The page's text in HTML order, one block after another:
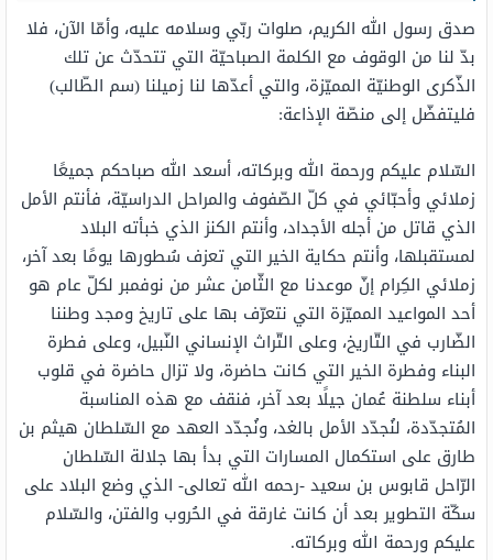
صدق رسول الله الكريم، صلوات ربّي وسلامه عليه، وأمّا الآن، فلا
بدّ لنا من الوقوف مع الكلمة الصباحيّة التي تتحدّث عن تلك
الذّكرى الوطنيّة المميّزة، والتي أعدّها لنا زميلنا (سم الطّالب)
فليتفضّل إلى منصّة الإذاعة:
السّلام عليكم ورحمة الله وبركاته، أسعد الله صباحكم جميعًا
زملائي وأحبّائي في كلّ الصّفوف والمراحل الدراسيّة، فأنتم الأمل
الذي قاتل من أجله الأجداد، وأنتم الكنز الذي خبأته البلاد
لمستقبلها، وأنتم حكاية الخير التي تعزف سُطورها يومًا بعد آخر،
زملائي الكِرام إنّ موعدنا مع الثّامن عشر من نوفمبر لكلّ عام هو
أحد المواعيد المميّزة التي نتعرّف بها على تاريخ ومجد وطننا
الضّارب في التّاريخ، وعلى التّراث الإنساني النّبيل، وعلى فطرة
البناء وفطرة الخير التي كانت حاضرة، ولا تزال حاضرة في قلوب
أبناء سلطنة عُمان جيلًا بعد آخر، فنقف مع هذه المناسبة
المُتجدّدة، لنُجدّد الأمل بالغد، ونُجدّد العهد مع السّلطان هيثم بن
طارق على استكمال المسارات التي بدأ بها جلالة السّلطان
الرّاحل قابوس بن سعيد -رحمه الله تعالى- الذي وضع البلاد على
سكّة التطوير بعد أن كانت غارقة في الحُروب والفتن، والسّلام
عليكم ورحمة الله وبركاته.